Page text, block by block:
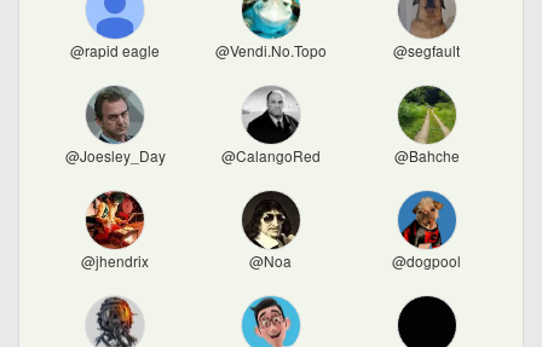
@rapid eagle @Vendi.No.Topo @segfault
@Joesley_Day @CalangoRed @Bahche
@jhendrix @Noa @dogpool